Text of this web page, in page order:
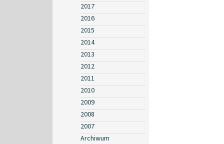
2017
2016
2015
2014
2013
2012
2011
2010
2009
2008
2007
Archiwum